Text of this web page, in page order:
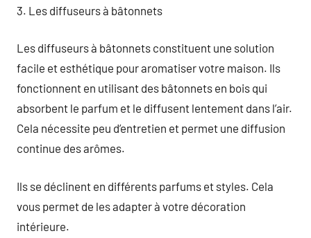
3. Les diffuseurs à bâtonnets
Les diffuseurs à bâtonnets constituent une solution
facile et esthétique pour aromatiser votre maison. Ils
fonctionnent en utilisant des bâtonnets en bois qui
absorbent le parfum et le diffusent lentement dans l’air.
Cela nécessite peu d’entretien et permet une diffusion
continue des arômes.
Ils se déclinent en différents parfums et styles. Cela
vous permet de les adapter à votre décoration
intérieure.